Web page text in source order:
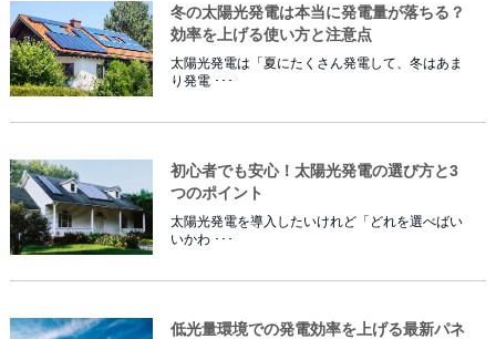
冬の太陽光発電は本当に発電量が落ちる？
効率を上げる使い方と注意点
太陽光発電は「夏にたくさん発電して、冬はあま
り発電 ･･･
初心者でも安心！太陽光発電の選び方と3
つのポイント
太陽光発電を導入したいけれど「どれを選べばい
いかわ ･･･
低光量環境での発電効率を上げる最新パネ